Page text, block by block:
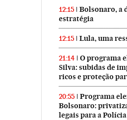
12:15
Bolsonaro, a
estratégia
12:15 Lula, uma
21:14
O programa
Silva: subidas de
ricos e proteção
20:55
Programa
Bolsonaro:
legais para a Polícia